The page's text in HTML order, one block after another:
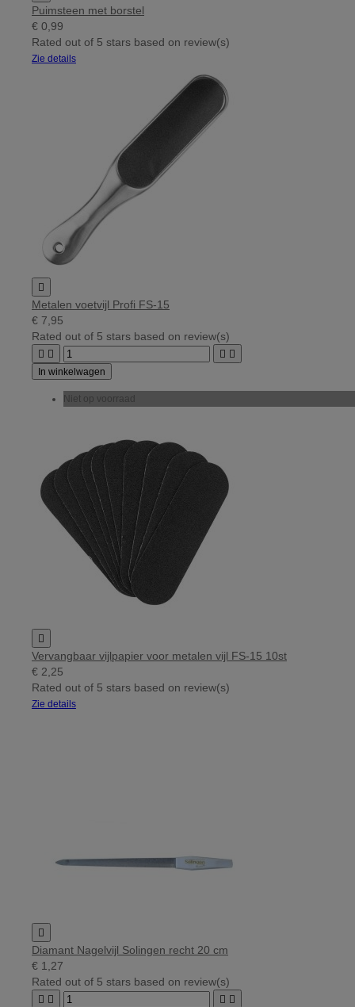
Puimsteen met borstel
€ 0,99
Rated out of 5 stars based on review(s)
Zie details

Metalen voetvijl Profi FS-15
€ 7,95
Rated out of 5 stars based on review(s)
   
In winkelwagen
Niet op voorraad

Vervangbaar vijlpapier voor metalen vijl FS-15 10st
€ 2,25
Rated out of 5 stars based on review(s)
Zie details

Diamant Nagelvijl Solingen recht 20 cm
€ 1,27
Rated out of 5 stars based on review(s)
   